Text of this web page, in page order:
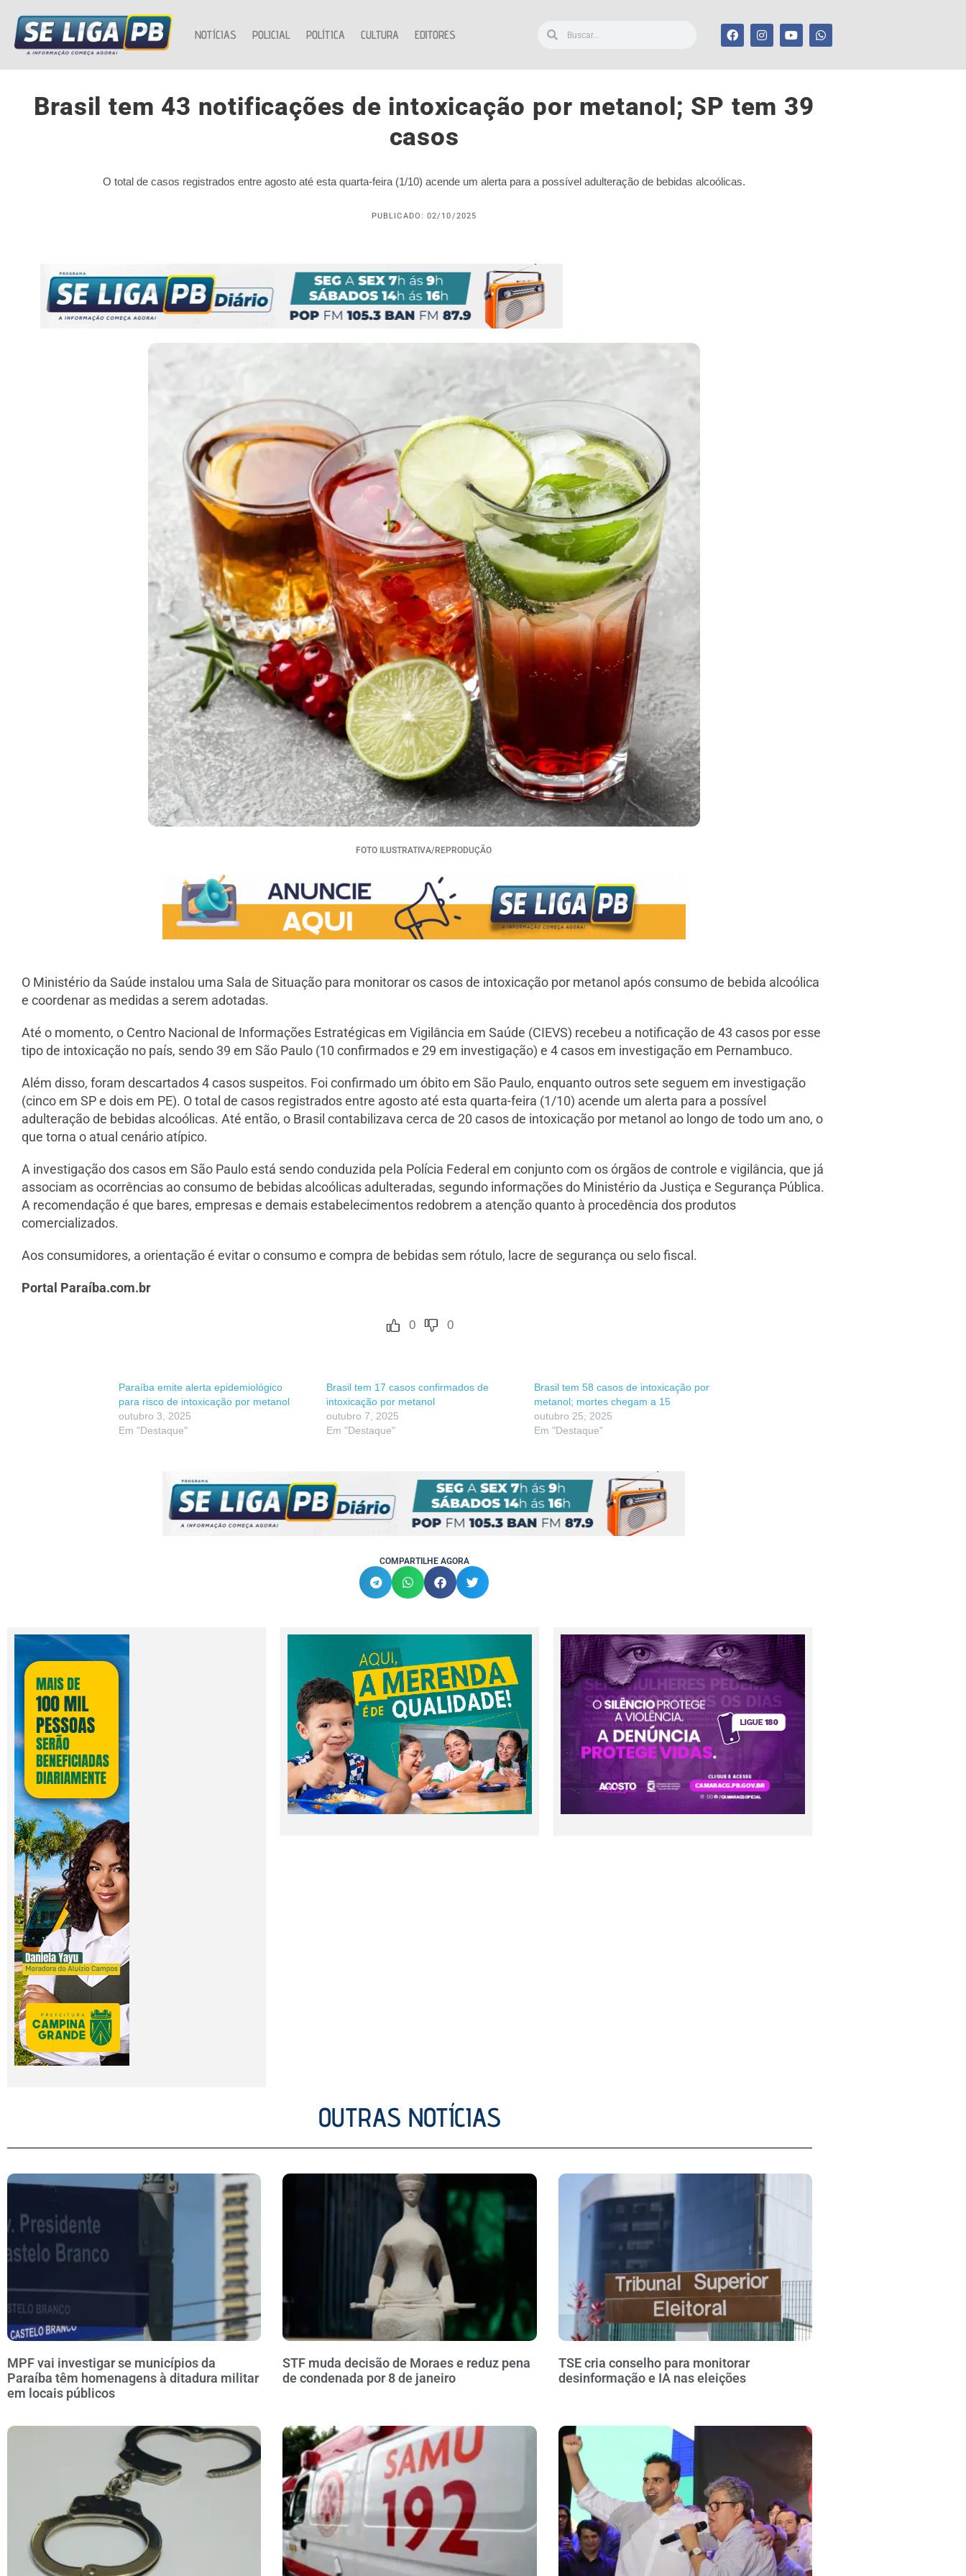
NOTÍCIAS POLICIAL POLÍTICA CULTURA EDITORES
Brasil tem 43 notificações de intoxicação por metanol; SP tem 39
casos
O total de casos registrados entre agosto até esta quarta-feira (1/10) acende um alerta para a possível adulteração de bebidas alcoólicas.
PUBLICADO: 02/10/2025
FOTO ILUSTRATIVA/REPRODUÇÃO
O Ministério da Saúde instalou uma Sala de Situação para monitorar os casos de intoxicação por metanol após consumo de bebida alcoólica
e coordenar as medidas a serem adotadas.
Até o momento, o Centro Nacional de Informações Estratégicas em Vigilância em Saúde (CIEVS) recebeu a notificação de 43 casos por esse
tipo de intoxicação no país, sendo 39 em São Paulo (10 confirmados e 29 em investigação) e 4 casos em investigação em Pernambuco.
Além disso, foram descartados 4 casos suspeitos. Foi confirmado um óbito em São Paulo, enquanto outros sete seguem em investigação
(cinco em SP e dois em PE). O total de casos registrados entre agosto até esta quarta-feira (1/10) acende um alerta para a possível
adulteração de bebidas alcoólicas. Até então, o Brasil contabilizava cerca de 20 casos de intoxicação por metanol ao longo de todo um ano, o
que torna o atual cenário atípico.
A investigação dos casos em São Paulo está sendo conduzida pela Polícia Federal em conjunto com os órgãos de controle e vigilância, que já
associam as ocorrências ao consumo de bebidas alcoólicas adulteradas, segundo informações do Ministério da Justiça e Segurança Pública.
A recomendação é que bares, empresas e demais estabelecimentos redobrem a atenção quanto à procedência dos produtos
comercializados.
Aos consumidores, a orientação é evitar o consumo e compra de bebidas sem rótulo, lacre de segurança ou selo fiscal.
Portal Paraíba.com.br
0 0
Paraíba emite alerta epidemiológico
para risco de intoxicação por metanol
outubro 3, 2025
Em "Destaque"
Brasil tem 17 casos confirmados de
intoxicação por metanol
outubro 7, 2025
Em "Destaque"
Brasil tem 58 casos de intoxicação por
metanol; mortes chegam a 15
outubro 25, 2025
Em "Destaque"
COMPARTILHE AGORA
OUTRAS NOTÍCIAS
MPF vai investigar se municípios da
Paraíba têm homenagens à ditadura militar
em locais públicos
STF muda decisão de Moraes e reduz pena
de condenada por 8 de janeiro
TSE cria conselho para monitorar
desinformação e IA nas eleições